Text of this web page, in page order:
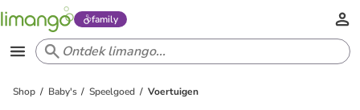
family
Shop Baby's Speelgoed Voertuigen